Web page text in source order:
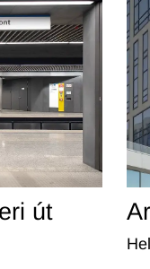
út